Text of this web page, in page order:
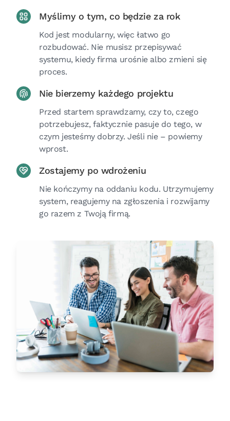
Myślimy o tym, co będzie za rok
Kod jest modularny, więc łatwo go
rozbudować. Nie musisz przepisywać
systemu, kiedy firma urośnie albo zmieni się
proces.
Nie bierzemy każdego projektu
Przed startem sprawdzamy, czy to, czego
potrzebujesz, faktycznie pasuje do tego, w
czym jesteśmy dobrzy. Jeśli nie – powiemy
wprost.
Zostajemy po wdrożeniu
Nie kończymy na oddaniu kodu. Utrzymujemy
system, reagujemy na zgłoszenia i rozwijamy
go razem z Twoją firmą.